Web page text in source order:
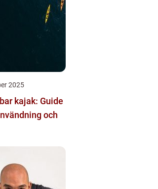
2025
kajak: Guide
och